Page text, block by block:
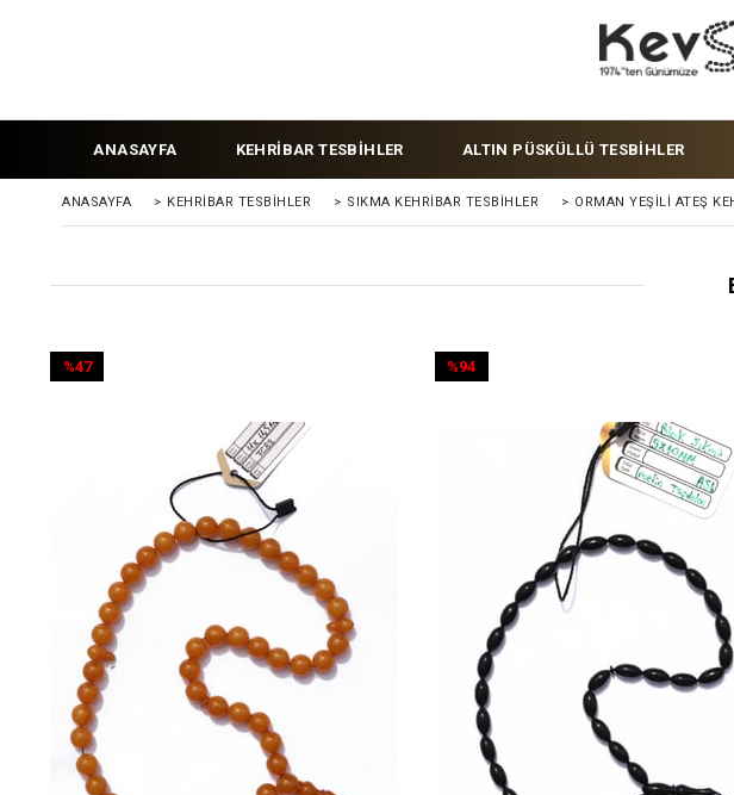
ANASAYFA KEHRİBAR TESBİHLER ALTIN PÜSKÜLLÜ TESBİHLER
ANASAYFA > KEHRIBAR TESBIHLER > SIKMA KEHRİBAR TESBİHLER > ORMAN YEŞILI ATEŞ
%47
%94